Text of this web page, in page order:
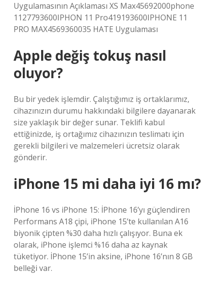
Uygulamasının Açıklaması XS Max45692000phone
1127793600IPHON 11 Pro419193600IPHONE 11
PRO MAX4569360035 HATE Uygulaması
Apple değiş tokuş nasıl
oluyor?
Bu bir yedek işlemdir. Çalıştığımız iş ortaklarımız,
cihazınızın durumu hakkındaki bilgilere dayanarak
size yaklaşık bir değer sunar. Teklifi kabul
ettiğinizde, iş ortağımız cihazınızın teslimatı için
gerekli bilgileri ve malzemeleri ücretsiz olarak
gönderir.
iPhone 15 mi daha iyi 16 mı?
İPhone 16 vs iPhone 15: İPhone 16’yı güçlendiren
Performans A18 çipi, iPhone 15’te kullanılan A16
biyonik çipten %30 daha hızlı çalışıyor. Buna ek
olarak, iPhone işlemci %16 daha az kaynak
tüketiyor. İPhone 15’in aksine, iPhone 16’nın 8 GB
belleği var.